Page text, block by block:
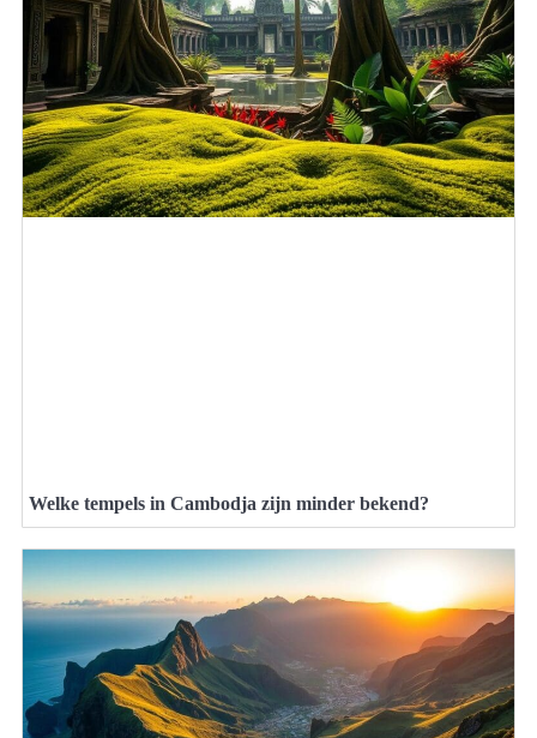
Welke tempels in Cambodja zijn minder bekend?